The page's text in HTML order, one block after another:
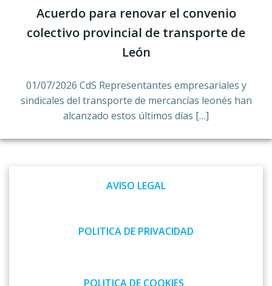
Acuerdo para renovar el convenio
colectivo provincial de transporte de
León
01/07/2026 CdS Representantes empresariales y
sindicales del transporte de mercancías leonés han
alcanzado estos últimos días […]
AVISO LEGAL
POLITICA DE PRIVACIDAD
POLITICA DE COOKIES